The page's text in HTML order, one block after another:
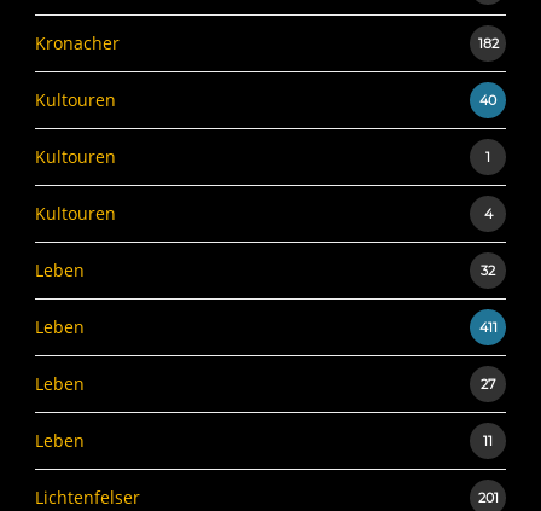
Kronacher 182
Kultouren 40
Kultouren 1
Kultouren 4
Leben 32
Leben 411
Leben 27
Leben 11
Lichtenfelser 201